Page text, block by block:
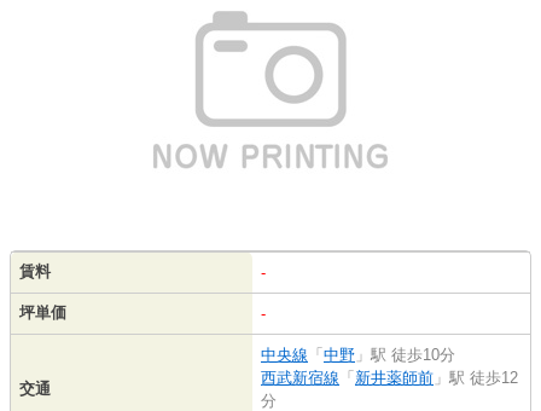
賃料 -
坪単価 -
交通
中央線 「 中野 」駅 徒歩10分
西武新宿線 「 新井薬師前 」駅 徒歩12
分